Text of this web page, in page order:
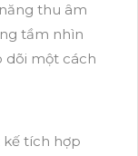
thu âm
tầm nhìn
dõi một cách
tích hợp